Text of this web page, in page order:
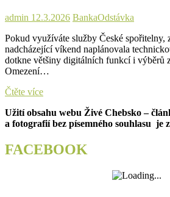
admin 12.3.2026 BankaOdstávka
Pokud využíváte služby České spořitelny,
nadcházející víkend naplánovala
dotkne většiny digitálních funkcí i výběrů
Omezení…
Čtěte víceČeská
ohlásila
velkou
odstávku.
George
Užití obsahu webu Živé Chebsko –
a fotografií bez písemného souhlasu je
FACEBOOK